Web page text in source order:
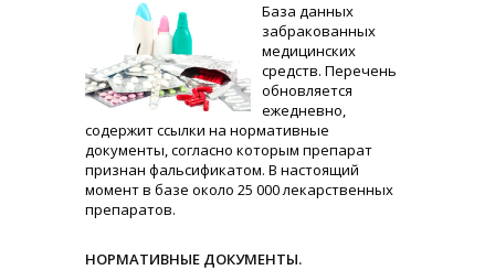
База данных
забракованных
медицинских
средств. Перечень
обновляется
ежедневно,
содержит ссылки на нормативные
документы, согласно которым препарат
признан фальсификатом. В настоящий
момент в базе около 25 000 лекарственных
препаратов.
НОРМАТИВНЫЕ ДОКУМЕНТЫ.